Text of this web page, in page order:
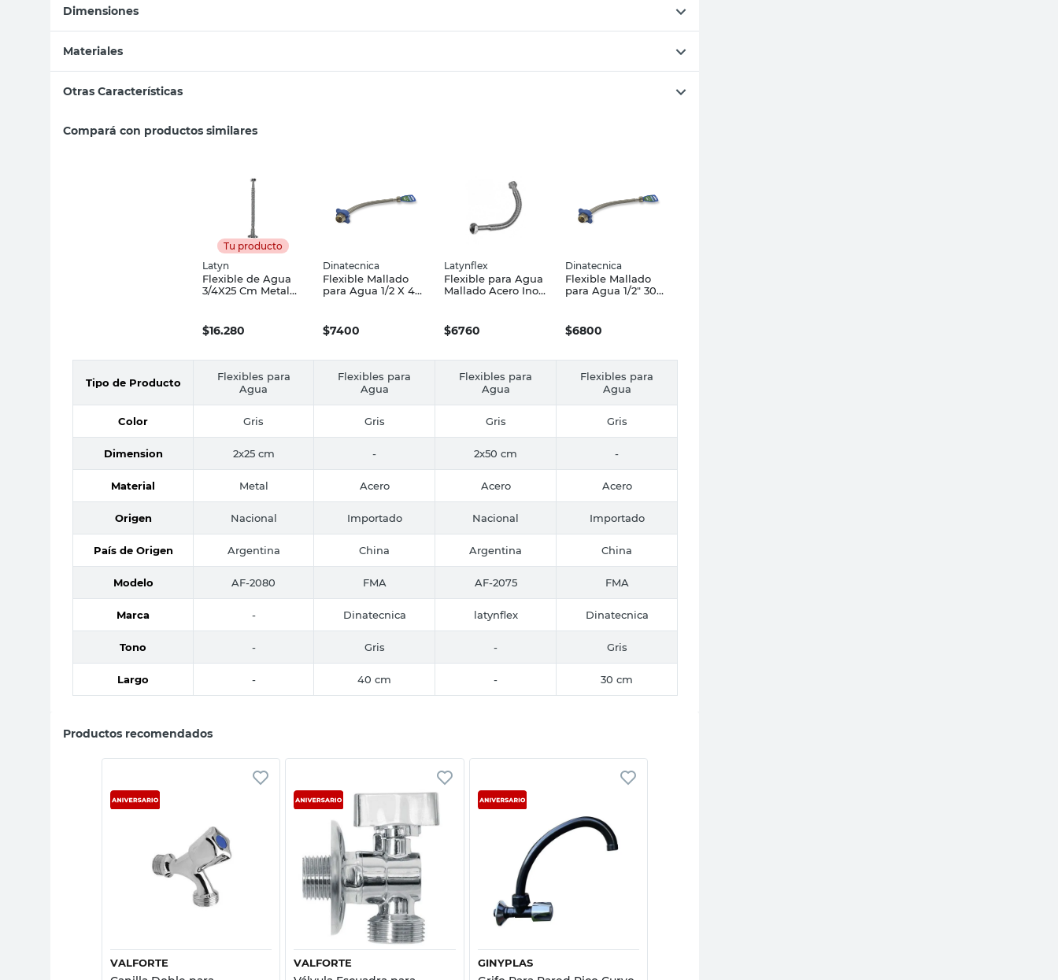
Dimensiones
Materiales
Otras Características
Compará con productos similares
Tu producto
Latyn
Flexible de Agua
3/4X25 Cm Metal
$16.280
Dinatecnica
Flexible Mallado
para Agua 1/2 X 40
$7400
Latynflex
Flexible para Agua
Mallado Acero Inox
$6760
Dinatecnica
Flexible Mallado
para Agua 1/2" 30
$6800
Tipo de Producto
Flexibles para
Agua
Flexibles para
Agua
Flexibles para
Agua
Flexibles para
Agua
Color Gris Gris Gris Gris
Dimension 2x25 cm - 2x50 cm -
Material Metal Acero Acero Acero
Origen Nacional Importado Nacional Importado
País de Origen Argentina China Argentina China
Modelo AF-2080 FMA AF-2075 FMA
Marca - Dinatecnica latynflex Dinatecnica
Tono - Gris - Gris
Largo - 40 cm - 30 cm
Productos recomendados
Vista rápida
VALFORTE
Vista rápida
VALFORTE
Vista rápida
GINYPLAS